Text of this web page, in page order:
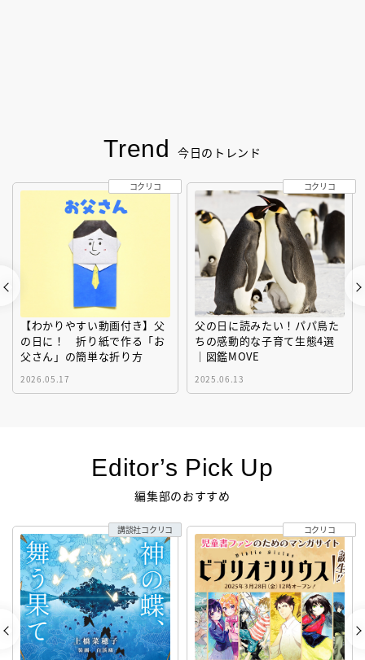
Trend 今日のトレンド
【わかりやすい動画付き】父
の日に！ 折り紙で作る「お
父さん」の簡単な折り方
2026.05.17
コクリコ
父の日に読みたい！パパ鳥た
ちの感動的な子育て生態4選
｜図鑑MOVE
2025.06.13
コクリコ
Editor’s Pick Up
編集部のおすすめ
講談社コクリコ コクリコ